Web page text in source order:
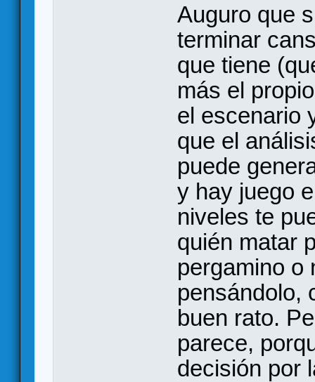
Auguro que
terminar
que tiene
más el
el escenario
que el
puede
y hay juego
niveles te
quién matar
pergamino o
pensándolo,
buen rato.
parece,
decisión por